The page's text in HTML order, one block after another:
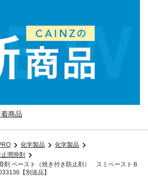
商品
化学製品
化学製品
潤滑剤
剤 ペースト（焼き付き防止剤） スミペーストＢ
【別送品】